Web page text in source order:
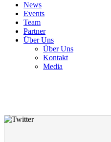
News
Events
Team
Partner
Über Uns
Über Uns
Kontakt
Media